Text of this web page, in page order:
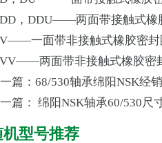
，DDU——两面带接触式橡
一面带非接触式橡胶密封
两面带非接触式橡胶密
篇： 68/530轴承绵阳NSK经
篇： 绵阳NSK轴承60/530尺
机型号推荐